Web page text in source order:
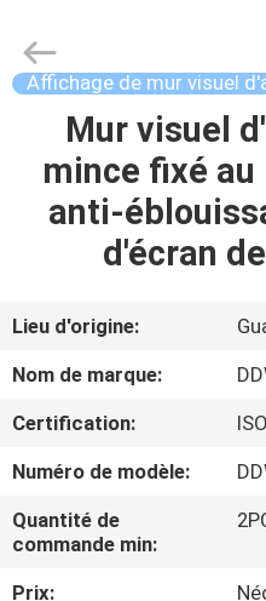
MAISON
PRODUITS
SUJET
DE
NOUS
VISITE
D'USINE
Ltd..
Rights
Reserved.
Affichage de mur visuel
Mur visuel
mince fixé
anti-
d'écran
Lieu d'origine:
Nom de marque:
Certification:
Numéro de modèle:
Quantité de
commande min:
Prix: